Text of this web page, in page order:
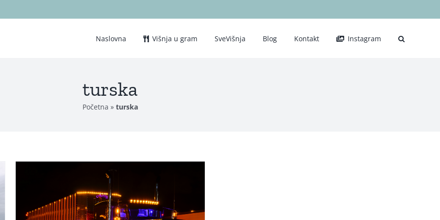
Naslovna Višnja u gram SveVišnja Blog Kontakt Instagram
turska
Početna » turska